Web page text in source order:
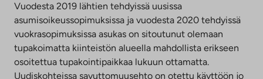
Vuodesta 2019 lähtien tehdyissä uusissa
asumisoikeussopimuksissa ja vuodesta 2020 tehdyissä
vuokrasopimuksissa asukas on sitoutunut olemaan
tupakoimatta kiinteistön alueella mahdollista erikseen
osoitettua tupakointipaikkaa lukuun ottamatta.
Uudiskohteissa savuttomuusehto on otettu käyttöön jo